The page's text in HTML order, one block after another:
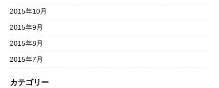
2015年10月
2015年9月
2015年8月
2015年7月
カテゴリー